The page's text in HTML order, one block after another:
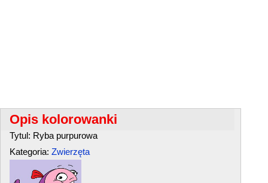
Opis kolorowanki
Tytul: Ryba purpurowa
Kategoria: Zwierzęta